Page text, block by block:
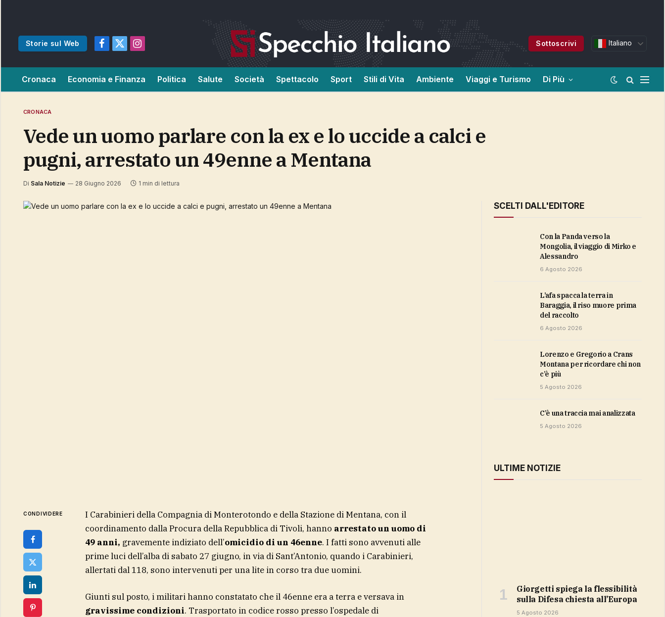
Storie sul Web
Facebook
X
Instagram
Sottoscrivi Italiano
Cronaca Economia e Finanza Politica Salute Società Spettacolo Sport Stili di Vita Ambiente Viaggi e Turismo Di Più
CRONACA
Vede un uomo parlare con la ex e lo uccide a calci e
pugni, arrestato un 49enne a Mentana
Di Sala Notizie 28 Giugno 2026 1 min di lettura
CONDIVIDERE
I Carabinieri della Compagnia di Monterotondo e della Stazione di Mentana, con il
coordinamento dalla Procura della Repubblica di Tivoli, hanno arrestato un uomo di
49 anni, gravemente indiziato dell’omicidio di un 46enne. I fatti sono avvenuti alle
prime luci dell’alba di sabato 27 giugno, in via di Sant’Antonio, quando i Carabinieri,
allertati dal 118, sono intervenuti per una lite in corso tra due uomini.
Giunti sul posto, i militari hanno constatato che il 46enne era a terra e versava in
gravissime condizioni. Trasportato in codice rosso presso l’ospedale di
SCELTI DALL'EDITORE
Con la Panda verso la
Mongolia, il viaggio di Mirko e
Alessandro
6 Agosto 2026
L’afa spacca la terra in
Baraggia, il riso muore prima
del raccolto
6 Agosto 2026
Lorenzo e Gregorio a Crans
Montana per ricordare chi non
c’è più
5 Agosto 2026
c’è una traccia mai analizzata
5 Agosto 2026
ULTIME NOTIZIE
Giorgetti spiega la flessibilità
sulla Difesa chiesta all’Europa
5 Agosto 2026